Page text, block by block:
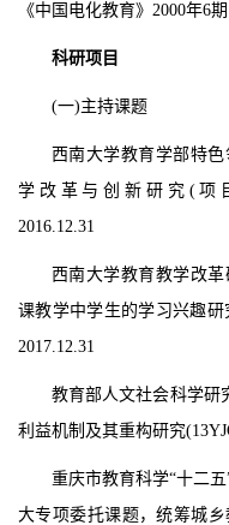
《中国电化教育》 2000年6
科研项目
(一)主持课题
西南大学教育学部特
学改革与创新研究 (项
2016.12.31
西南大学教育教学改
课教学中学生的学习兴趣研
2017.12.31
教育部人文社会科学研
利益机制及其重构研究
重庆市教育科学“十二五
大专项委托课题，统筹城